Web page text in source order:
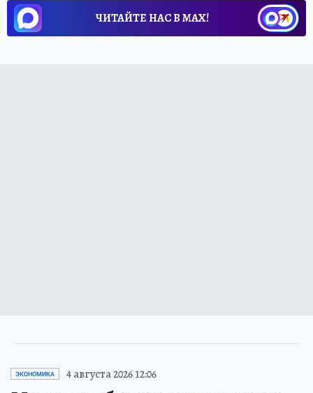
ЧИТАЙТЕ НАС В МАХ!
ЭКОНОМИКА 4 августа 2026 12:06